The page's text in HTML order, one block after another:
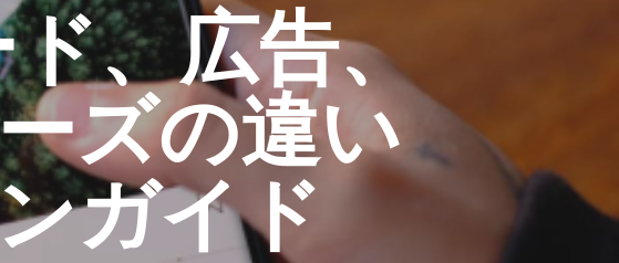
、広告、
ズの違い
ガイド